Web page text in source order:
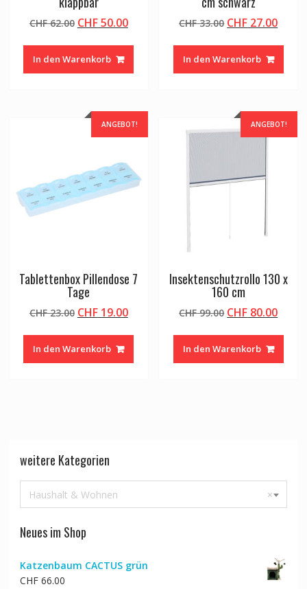
CHF62.00 Ursprünglicher
war:
CHF 62.00
CHF50.00Aktueller
In den Warenkorb
CHF33.00 Ursprünglicher
war:
CHF 33.00
CHF 27.00
In den Warenkorb
ANGEBOT!
Tablettenbox Pillendose 7
Tage
CHF23.00 Ursprünglicher
war:
CHF 23.00
CHF19.00Aktueller
In den Warenkorb
ANGEBOT!
Insektenschutzrollo 130 x
160 cm
CHF99.00 Ursprünglicher
war:
CHF 99.00
CHF 80.00
In den Warenkorb
weitere Kategorien
×
Haushalt & Wohnen
Neues im Shop
Katzenbaum CACTUS grün
CHF66.00